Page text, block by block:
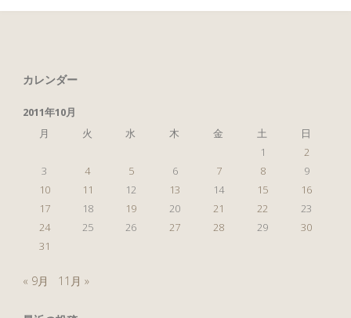
カレンダー
2011年10月
月
火 水 木 金 土
日
1
2
3
4 5 6 7 8
9
10
11 12 13 14 15
16
17
18 19 20 21 22
23
24
25 26 27 28 29
30
31
« 9月 11月 »